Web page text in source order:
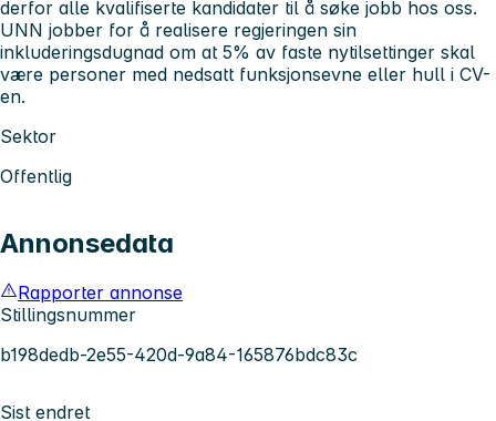
derfor alle kvalifiserte kandidater til å søke jobb hos oss.
UNN jobber for å realisere regjeringen sin
inkluderingsdugnad om at 5% av faste nytilsettinger skal
være personer med nedsatt funksjonsevne eller hull i CV-
en.
Sektor
Offentlig
Annonsedata
Rapporter annonse
Stillingsnummer
b198dedb-2e55-420d-9a84-165876bdc83c
Sist endret